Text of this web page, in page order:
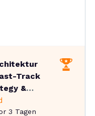
Track
&
m/d)
:
3 Tagen